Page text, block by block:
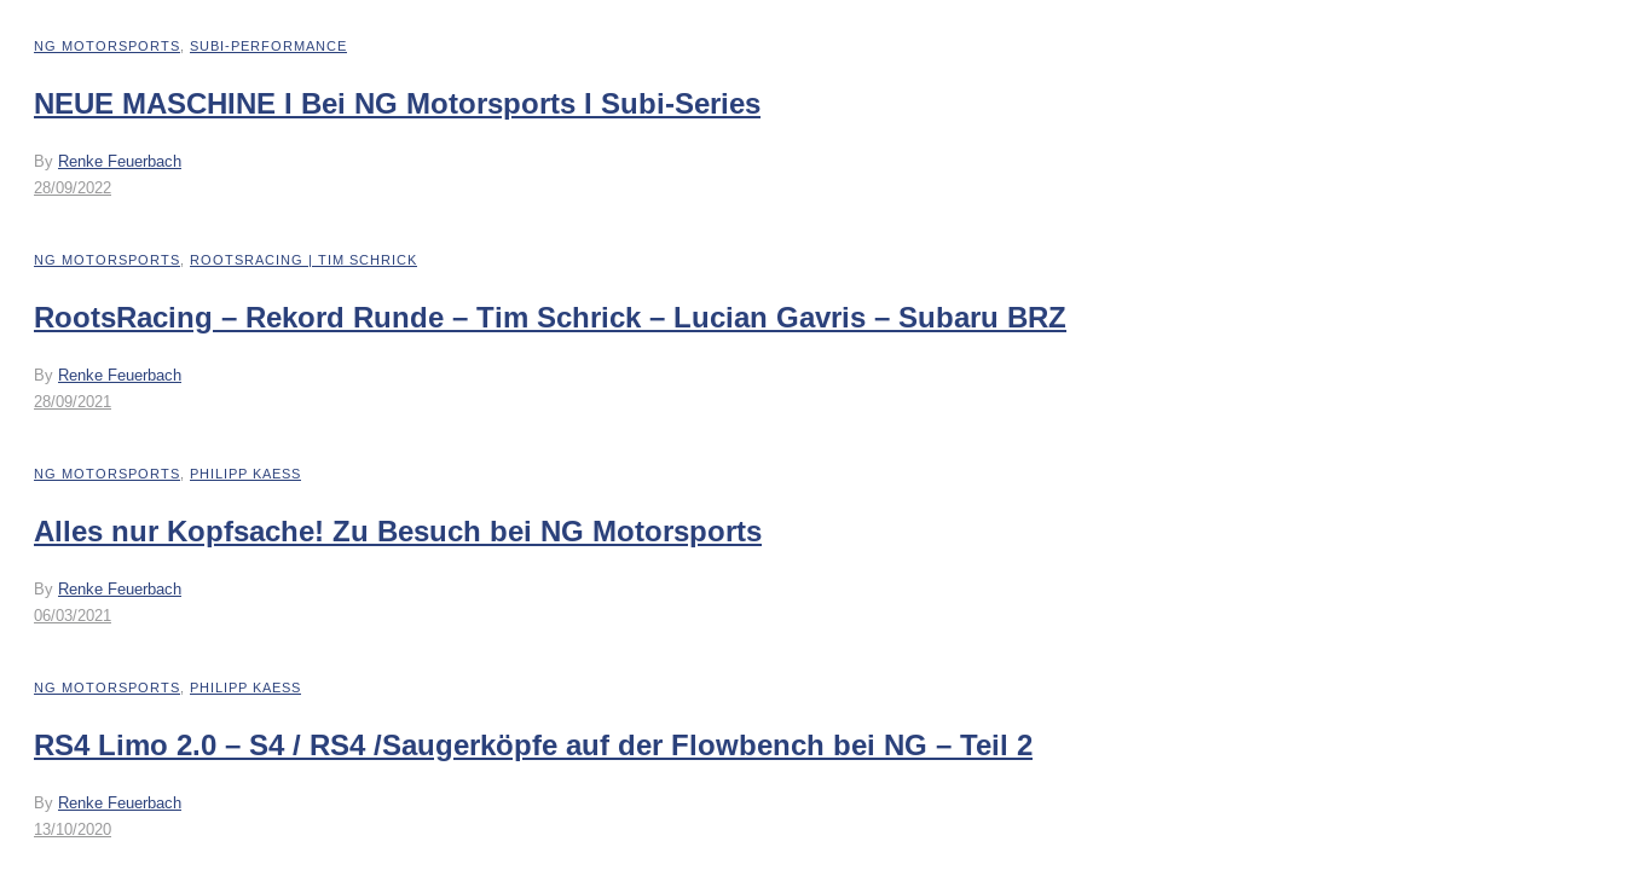
NG MOTORSPORTS SUBI-PERFORMANCE
NEUE MASCHINE I Bei NG Motorsports I Subi-Series
By Renke Feuerbach
28/09/2022
NG MOTORSPORTS ROOTSRACING | TIM SCHRICK
RootsRacing – Rekord Runde – Tim Schrick – Lucian Gavris – Subaru BRZ
By Renke Feuerbach
28/09/2021
NG MOTORSPORTS PHILIPP KAESS
Alles nur Kopfsache! Zu Besuch bei NG Motorsports
By Renke Feuerbach
06/03/2021
NG MOTORSPORTS PHILIPP KAESS
RS4 Limo 2.0 – S4 / RS4 /Saugerköpfe auf der Flowbench bei NG – Teil 2
By Renke Feuerbach
13/10/2020